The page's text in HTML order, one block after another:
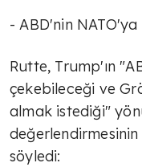
- ABD'nin NATO'ya
Rutte, Trump'ın
çekebileceği ve
almak istediği"
değerlendirmesinin
söyledi: